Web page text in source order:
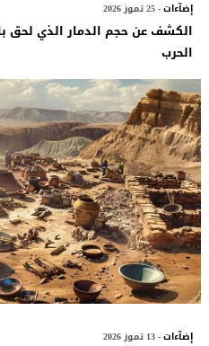
إضآءات- 25 تموز 2026
الكشف عن حجم الدمار الذي لحق
الحرب
إضآءات- 13 تموز 2026